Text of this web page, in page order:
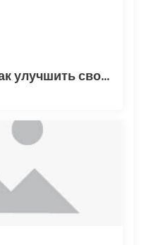
Рефинансирование: Как улучшить свои финансовые условия